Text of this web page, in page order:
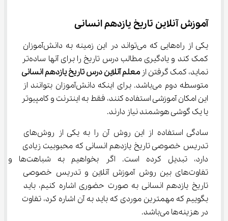
آموزش آنلاین تاریخ یازدهم انسانی
یکی از راه‌هایی که می‌تواند در این زمینه به دانش‌آموزان
کمک کند و یادگیری مطالب درس تاریخ را برای آنها ساده‌تر
نماید، کمک گرفتن از معلم آنلاین درس تاریخ یازدهم انسانی
متوسطه دوم می‌باشد. برای اینکه دانش‌آموزان بتوانند از
این امکان آموزشی استفاده کنند، فقط به اینترنت و کامپیوتر
یا یک گوشی هوشمند نیاز دارند.
سادگی استفاده از این روش آن را به یکی از روش‌های
تدریس خصوصی تاریخ یازدهم انسانی که محبوبیت زیادی
دارد، تبدیل کرده است. اگر بخواهیم به شباهت‌ها و
تفاوت‌های بین روش آموزش آنلاین و تدریس خصوصی
تاریخ یازدهم انسانی به صورت حضوری اشاره کنیم، باید
بگوییم که مهمترین موردی که باید به آن اشاره کرد، تفاوت
در هزینه‌ها می‌باشد.